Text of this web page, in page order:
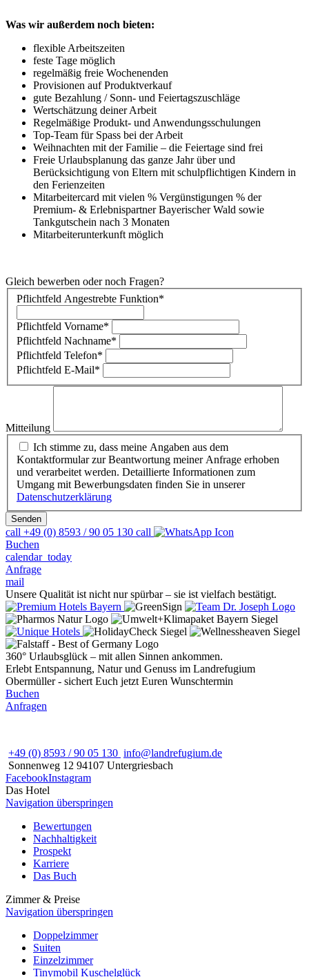
Was wir außerdem noch bieten:
flexible Arbeitszeiten
feste Tage möglich
regelmäßig freie Wochenenden
Provisionen auf Produktverkauf
gute Bezahlung / Sonn- und Feiertagszuschläge
Wertschätzung deiner Arbeit
Regelmäßige Produkt- und Anwendungsschulungen
Top-Team für Spass bei der Arbeit
Weihnachten mit der Familie – die Feiertage sind frei
Freie Urlaubsplanung das ganze Jahr über und
Berücksichtigung von Eltern mit schulpflichtigen Kindern in
den Ferienzeiten
Mitarbeitercard mit vielen % Vergünstigungen % der
Premium- & Erlebnispartner Bayerischer Wald sowie
Tankgutschein nach 3 Monaten
Mitarbeiterunterkunft möglich
Gleich bewerben oder noch Fragen?
Pflichtfeld Angestrebte Funktion*
Pflichtfeld Vorname*
Pflichtfeld Nachname*
Pflichtfeld Telefon*
Pflichtfeld E-Mail*
Mitteilung
Ich stimme zu, dass meine Angaben aus dem
Kontaktformular zur Beantwortung meiner Anfrage erhoben
und verarbeitet werden. Detaillierte Informationen zum
Umgang mit Bewerbungsdaten finden Sie in unserer
Datenschutzerklärung
Senden
call +49 (0) 8593 / 90 05 130 call
Buchen
calendar_today
Anfrage
mail
Unsere Qualität ist nicht nur spürbar – sie ist vielfach bestätigt.
360° Urlaubsglück – mit allen Sinnen ankommen.
Erlebt Entspannung, Natur und Genuss im Landrefugium
Obermüller - sichert Euch jetzt Euren Wunschtermin
Buchen
Anfragen
+49 (0) 8593 / 90 05 130 info@landrefugium.de
Sonnenweg 12 94107 Untergriesbach
FacebookInstagram
Das Hotel
Navigation überspringen
Bewertungen
Nachhaltigkeit
Prospekt
Karriere
Das Buch
Zimmer & Preise
Navigation überspringen
Doppelzimmer
Suiten
Einzelzimmer
Tinymobil Kuschelglück